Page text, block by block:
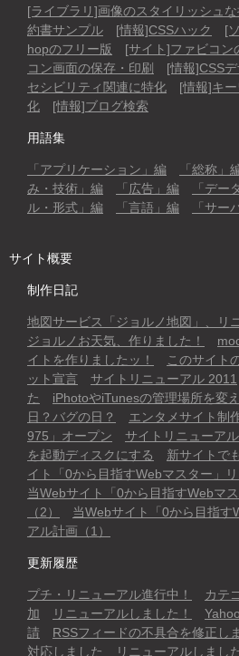
[ライブラリ]画像のスタイリッシュ
約書サンプル
[情報]CSSハック
[
hopのフリー版
[サイト]ファビコン
コン画面の保存・印刷
[情報]CSS
セシビリティ関連に特化
[情報]キ
化
[情報]ブログ検索
用語集
「アプリケーション」編 「総称」
み・技術」編
「広告」編 「デー
ル・形式」編
「言語」編 「サー
サイト概要
制作日記
地図サービス「ジョルノ地図」、リ
ジョルノお天気、作りました！
イトを作りましたッ！
このサイト
ット宣言
サイトリニューアル 2011
た
iPhotoやiTunesの管理場所を変
日？バグの日？
エンタメサイト制
975」オープン
サイトリニューアル
を起動ディスクにする
新サイトで
イト「0から目指すWebマスター」リ
当Webサイト「0から目指すWebマ
（2）
当Webサイト「0から目指す
アル計画（1）
更新履歴
プチ・リニューアル進行中！
カテ
加
リニューアルしました！
請
RSSフィードの不具合を修正し
対応しました
リニューアルしまし